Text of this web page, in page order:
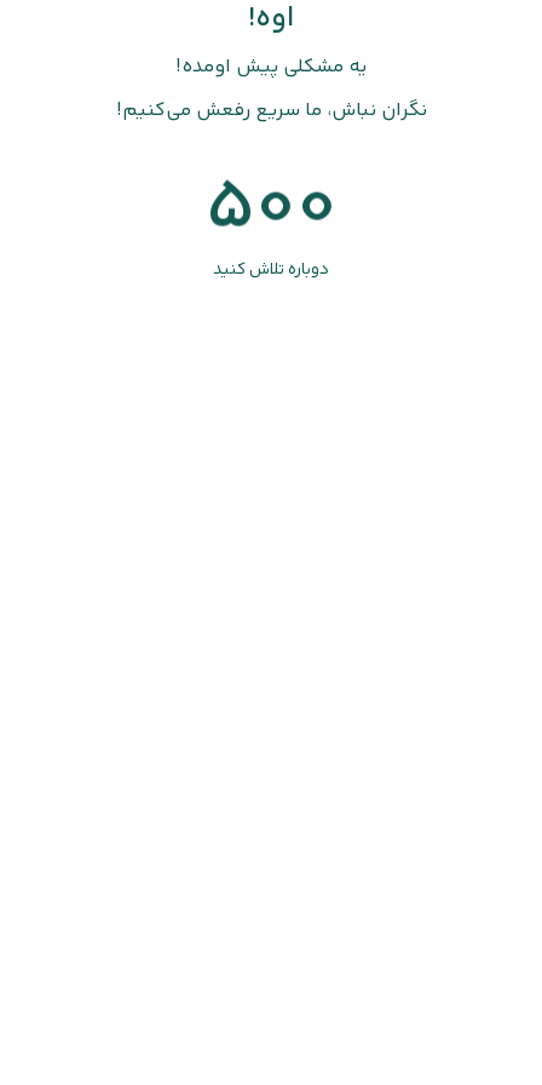
اوه!
یه مشکلی پیش اومده!
نگران نباش، ما سریع رفعش می‌کنیم!
500
دوباره تلاش کنید